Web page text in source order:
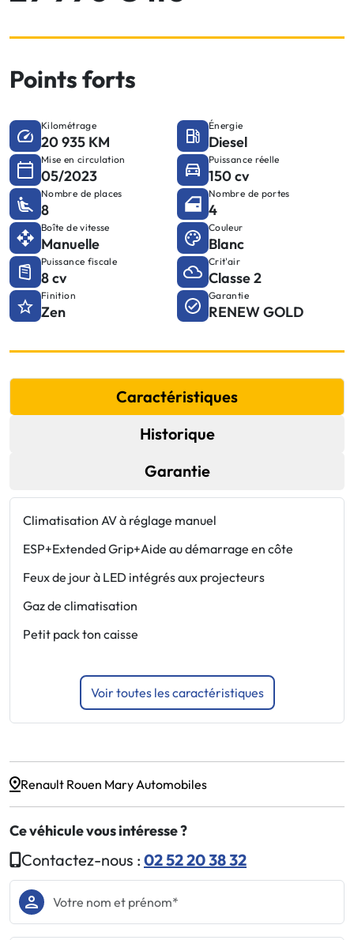
Points forts
Kilométrage
20 935 KM
Énergie
Diesel
Mise en circulation
05/2023
Puissance réelle
150 cv
Nombre de places
8
Nombre de portes
4
Boîte de vitesse
Manuelle
Couleur
Blanc
Puissance fiscale
8 cv
Crit'air
Classe 2
Finition
Zen
Garantie
RENEW GOLD
Caractéristiques
Historique
Garantie
Climatisation AV à réglage manuel
ESP+Extended Grip+Aide au démarrage en côte
Feux de jour à LED intégrés aux projecteurs
Gaz de climatisation
Petit pack ton caisse
Voir toutes les caractéristiques
Renault Rouen Mary Automobiles
Ce véhicule vous intéresse ?
Contactez-nous : 02 52 20 38 32